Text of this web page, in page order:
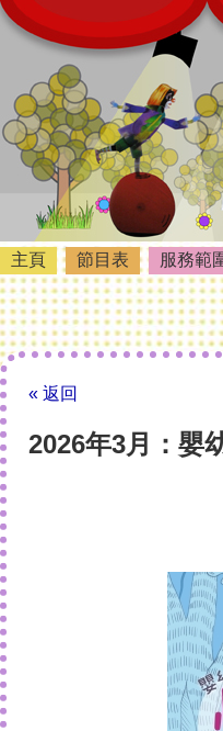
主頁 節目表 服務範
« 返回
2026年3月：嬰